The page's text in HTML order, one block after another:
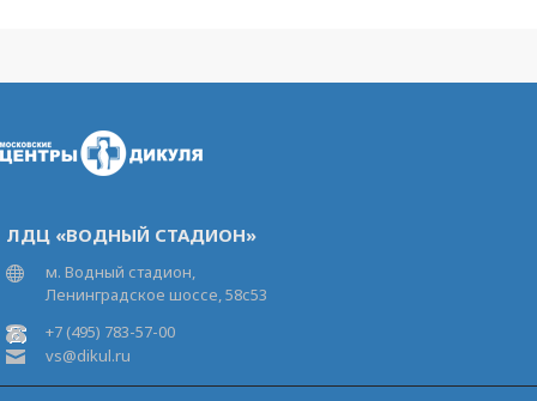
ЛДЦ «ВОДНЫЙ СТАДИОН»
м. Водный стадион,
Ленинградское шоссе, 58с53
+7 (495) 783-57-00
vs@dikul.ru